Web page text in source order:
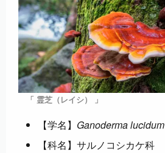
「 霊芝（レイシ） 」
【学名】 Ganoderma lucidum
【科名】サルノコシカケ科